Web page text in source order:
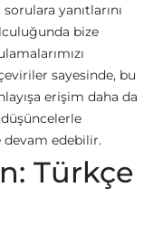
yanıtlarını
bize
sayesinde, bu
erişim daha da
edebilir.
Türkçe